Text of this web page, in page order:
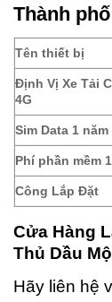
Thành
Tên thiết bị
Định Vị Xe Tải
4G
Sim Data 1 năm
Phí phần mềm
Công Lắp Đặt
Cửa Hàng
Thủ Dầu
Hãy liên hệ